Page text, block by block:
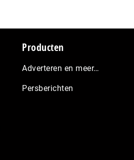
Producten
Adverteren en meer…
Persberichten